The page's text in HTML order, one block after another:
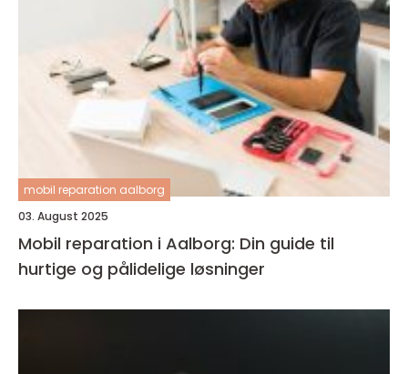
mobil reparation aalborg
03. August 2025
Mobil reparation i Aalborg: Din guide til
hurtige og pålidelige løsninger